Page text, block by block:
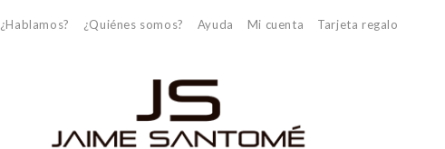
¿Hablamos? ¿Quiénes somos? Ayuda Mi cuenta Tarjeta regalo